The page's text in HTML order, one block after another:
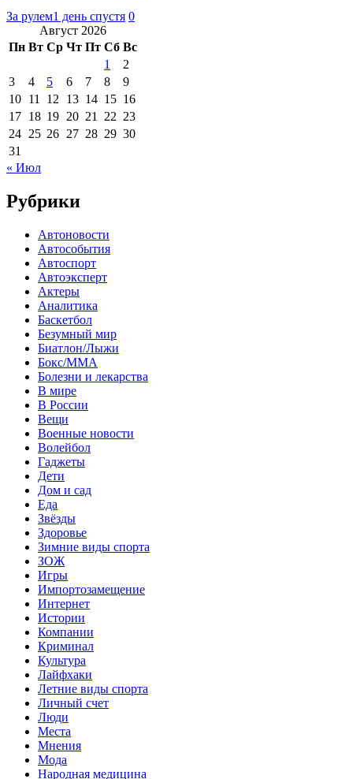
За рулем1 день спустя 0
Август 2026
Пн Вт Ср Чт Пт Сб Вс
1
2
3
4 5 6 7 8
9
10 11 12 13 14 15 16
17 18 19 20 21 22 23
24 25 26 27 28 29 30
31
« Июл
Рубрики
Автоновости
Автособытия
Автоспорт
Автоэксперт
Актеры
Аналитика
Баскетбол
Безумный мир
Биатлон/Лыжи
Бокс/MMA
Болезни и лекарства
В мире
В России
Вещи
Военные новости
Волейбол
Гаджеты
Дети
Дом и сад
Еда
Звёзды
Здоровье
Зимние виды спорта
ЗОЖ
Игры
Импортозамещение
Интернет
Истории
Компании
Криминал
Культура
Лайфхаки
Летние виды спорта
Личный счет
Люди
Места
Мнения
Мода
Народная медицина